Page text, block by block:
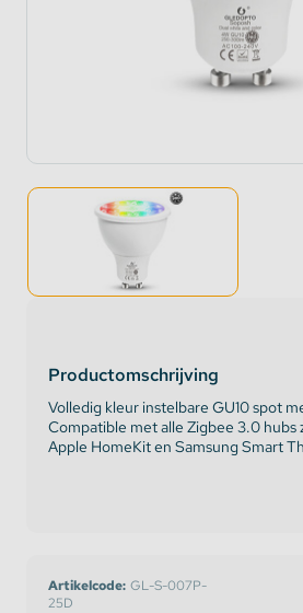
Productomschrijving
Volledig kleur instelbare GU10 spot
Compatible met alle Zigbee 3.0 hubs
Apple HomeKit en Samsung Smart
Artikelcode: GL-S-007P-
25D